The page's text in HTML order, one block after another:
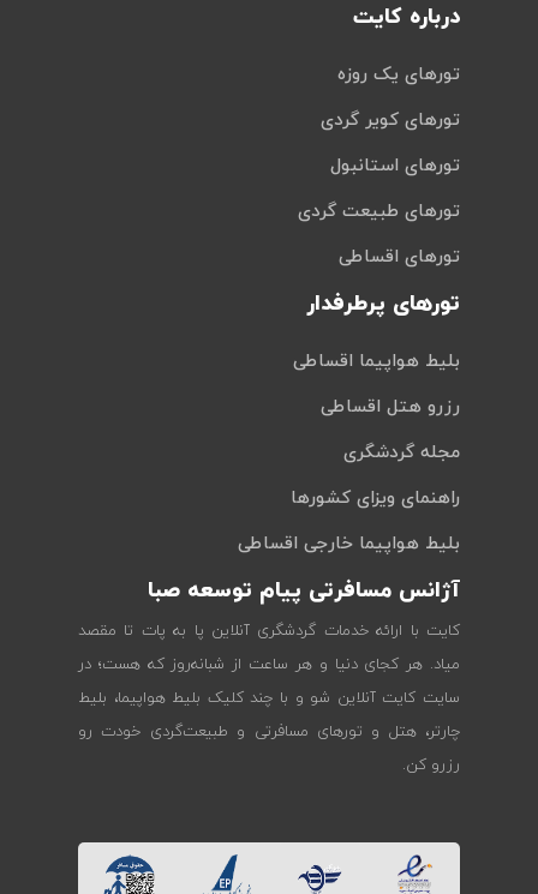
درباره کایت
تورهای یک روزه
تورهای کویر گردی
تورهای استانبول
تورهای طبیعت گردی
تورهای اقساطی
تورهای پرطرفدار
بلیط هواپیما اقساطی
رزرو هتل اقساطی
مجله گردشگری
راهنمای ویزای کشورها
بلیط هواپیما خارجی اقساطی
آژانس مسافرتی پیام توسعه صبا
کایت با ارائه خدمات گردشگری آنلاین پا به پات تا مقصد
میاد. هر کجای دنیا و هر ساعت از شبانه‌روز که هست؛ در
سایت کایت آنلاین شو و با چند کلیک بلیط هواپیما، بلیط
چارتر، هتل و تورهای مسافرتی و طبیعت‌گردی خودت رو
رزرو کن.